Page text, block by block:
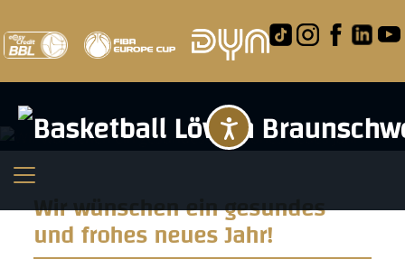
Wir wünschen ein gesundes
und frohes neues Jahr!